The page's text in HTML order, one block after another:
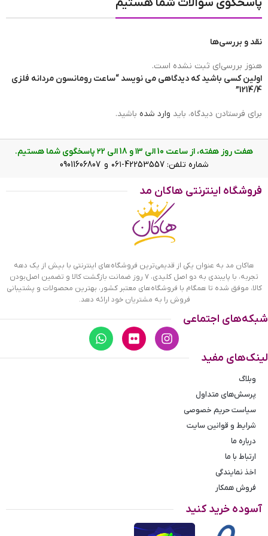
مبدا برند ساعت
عرض بند
ساعت رومانسون مردانه فلزی 1214/4 روی دست
ویژگی ساعت رومانسون مردانه فلزی
ساعت رومانسون مردانه فلزی 1214/4 ظاهری کلاسیک و جذاب دارد.
قاب این ساعت به رنگ مشکی، رنگ ثابت و ضدحساسیت است. اگر
به داخل ساعت نگاه کنید، صفحه‌ی این ساعت به رنگ مشکی است
و درون آن یک عدد دایره‌ می‌بینید که همان ثانیه شمار ساعت
است. به این نوع ساعت‌ها اصطلاحا زیر ثانیه می‌گویند. در کنار
موقعیت ساعت ۳، یک مربع کوچک وجود دارد که نشان‌ دهنده‌ی
تقویم ساعت است. عقربه‌های این ساعت رزگلد و همچنین
اندکس‌های این ساعت خطی و رزگلد هستند. نامبرند ROMANSON
تشکیل شده و مشکی رنگ است. همچنین جنس بند فلزی و از نوع
استیل مرغوب است که باعث تعرق و خارش نمی‌شود قفل این
ساعت از مدل پروانه‌ای دکمه‌دار است و ساعت به راحتی از دست
نمی‌افتد.
نقد و بررسی‌ها
هنوز بررسی‌ای ثبت نشده است.
اولین کسی باشید که دیدگاهی می نویسد “ساعت رومانسون مردانه فلزی
1214/4”
برای فرستادن دیدگاه، باید وارد شده باشید.
هفت روز هفته، از ساعت 10 الی ۱3 و 18 الی ۲2 پاسخگوی شما هستیم.
شماره تلفن: 42253557-۰۶۱ و 09011606807
فروشگاه اینترنتی هاکان مد
هاکان مد به عنوان یکی از قدیمی‌ترین فروشگاه‌های اینترنتی با بیش از یک دهه
تجربه، با پایبندی به دو اصل کلیدی، ۷ روز ضمانت بازگشت کالا و تضمین اصل‌بودن
کالا، موفق شده تا همگام با فروشگاه‌های معتبر کشور، بهترین محصولات و پشتیبانی
فروش را به مشتریان خود ارائه دهد.
شبکه‌های اجتماعی
لینک‌های مفید
وبلاگ
پرسش‌های متداول
سیاست حریم خصوصی
شرایط و قوانین سایت
درباره ما
ارتباط با ما
اخذ نمایندگی
فروش همکار
آسوده خرید کنید